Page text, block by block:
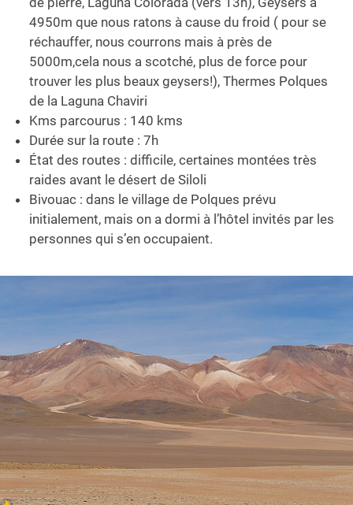
4950m que nous ratons à cause du froid ( pour se
réchauffer, nous courrons mais à près de
5000m,cela nous a scotché, plus de force pour
trouver les plus beaux geysers!), Thermes Polques
de la Laguna Chaviri
Kms parcourus : 140 kms
Durée sur la route : 7h
État des routes : difficile, certaines montées très
raides avant le désert de Siloli
Bivouac : dans le village de Polques prévu
initialement, mais on a dormi à l’hôtel invités par les
personnes qui s’en occupaient.